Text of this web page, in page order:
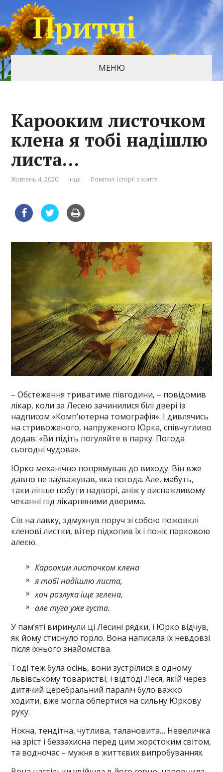
Притчі
МЕНЮ
Карооким листочком
клена я тобі надішлю
листа…
Жовтень 4, 2020 Інші Помітки: Історії з життя
– Обстеження триватиме півгодини, – повідомив
лікар, коли за Лесею зачинилися білі двері із
надписом «Комп’ютерна томографія». І дивлячись
на стривоженого, напруженого Юрка, співчутливо
додав: «Ви підіть погуляйте в парку. Погода
сьогодні чудова».
Юрко механічно попрямував до виходу. Він вже
давно не зауважував, яка погода. Але, мабуть,
таки ліпше побути надворі, аніж у виснажливому
чеканні під лікарняними дверима.
Сів на лавку, здмухнув поруч зі собою пожовклі
кленові листки, вітер підхопив їх і поніс парковою
алеєю.
Карооким листочком клена
я тобі надішлю листа,
хоч розлука іще зелена,
але туга уже густа.
У пам’яті виринули ці Лесині рядки, і Юрко відчув,
як йому стиснуло горло. Вона написала їх невдовзі
після їхнього знайомства.
Тоді теж була осінь, вони зустрілися в одному
львівському товаристві, і відтоді Леся, якій через
дитячий церебральний параліч було важко
ходити, вже могла обпертися на сильну Юркову
руку.
Ніжна, тендітна, чутлива, талановита… Невеличка
на зріст і беззахисна перед цим жорстоким світом,
та водночас – мужня в життєвих випробуваннях.